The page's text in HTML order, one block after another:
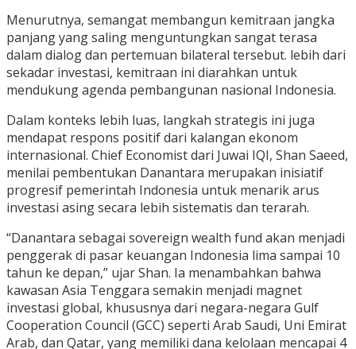
Menurutnya, semangat membangun kemitraan jangka
panjang yang saling menguntungkan sangat terasa
dalam dialog dan pertemuan bilateral tersebut. lebih dari
sekadar investasi, kemitraan ini diarahkan untuk
mendukung agenda pembangunan nasional Indonesia.
Dalam konteks lebih luas, langkah strategis ini juga
mendapat respons positif dari kalangan ekonom
internasional. Chief Economist dari Juwai IQI, Shan Saeed,
menilai pembentukan Danantara merupakan inisiatif
progresif pemerintah Indonesia untuk menarik arus
investasi asing secara lebih sistematis dan terarah.
“Danantara sebagai sovereign wealth fund akan menjadi
penggerak di pasar keuangan Indonesia lima sampai 10
tahun ke depan,” ujar Shan. Ia menambahkan bahwa
kawasan Asia Tenggara semakin menjadi magnet
investasi global, khususnya dari negara-negara Gulf
Cooperation Council (GCC) seperti Arab Saudi, Uni Emirat
Arab, dan Qatar, yang memiliki dana kelolaan mencapai 4